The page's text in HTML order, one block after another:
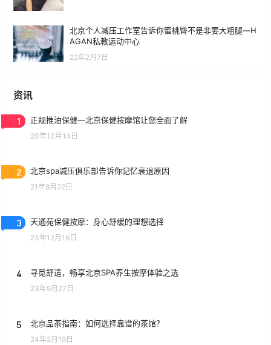
北京个人减压工作室告诉你蜜桃臀不是非要大粗腿—H
AGAN私教运动中心
22年2月7日
资讯
1 正规推油保健—北京保健按摩馆让您全面了解
20年10月14日
2 北京spa减压俱乐部告诉你记忆衰退原因
21年8月22日
3 天通苑保健按摩：身心舒缓的理想选择
23年12月16日
4 寻觅舒适，畅享北京SPA养生按摩体验之选
23年9月27日
5 北京品茶指南：如何选择靠谱的茶馆？
24年2月19日